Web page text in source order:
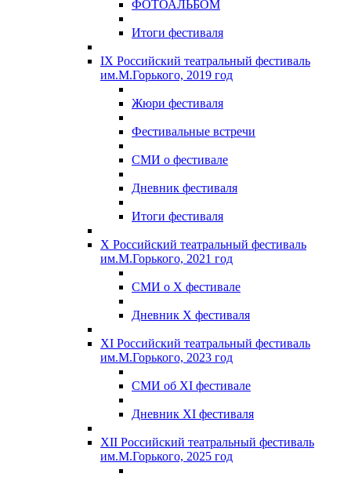
ФОТОАЛЬБОМ
Итоги фестиваля
IX Российский театральный фестиваль
им.М.Горького, 2019 год
Жюри фестиваля
Фестивальные встречи
СМИ о фестивале
Дневник фестиваля
Итоги фестиваля
X Российский театральный фестиваль
им.М.Горького, 2021 год
СМИ о X фестивале
Дневник X фестиваля
XI Российский театральный фестиваль
им.М.Горького, 2023 год
СМИ об XI фестивале
Дневник XI фестиваля
XII Российский театральный фестиваль
им.М.Горького, 2025 год